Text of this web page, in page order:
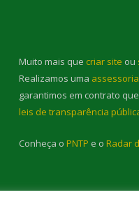
Muito mais que criar site ou
Realizamos uma assessoria
garantimos em contrato
leis de transparência
Conheça o PNTP e o Radar